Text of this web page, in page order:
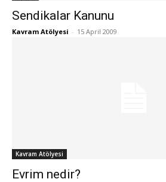
Sendikalar Kanunu
Kavram Atölyesi - 15 April 2009
Kavram Atölyesi
Evrim nedir?